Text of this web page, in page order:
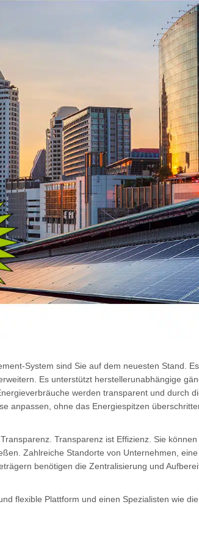
System sind Sie auf dem neuesten Stand.
Es unterstützt herstellerunabhängige
werden transparent und durch
anpassen, ohne das Energiespitzen
Transparenz ist Effizienz. Sie
Zahlreiche Standorte von Unternehmen,
benötigen die Zentralisierung und
flexible Plattform und einen Spezialisten wie